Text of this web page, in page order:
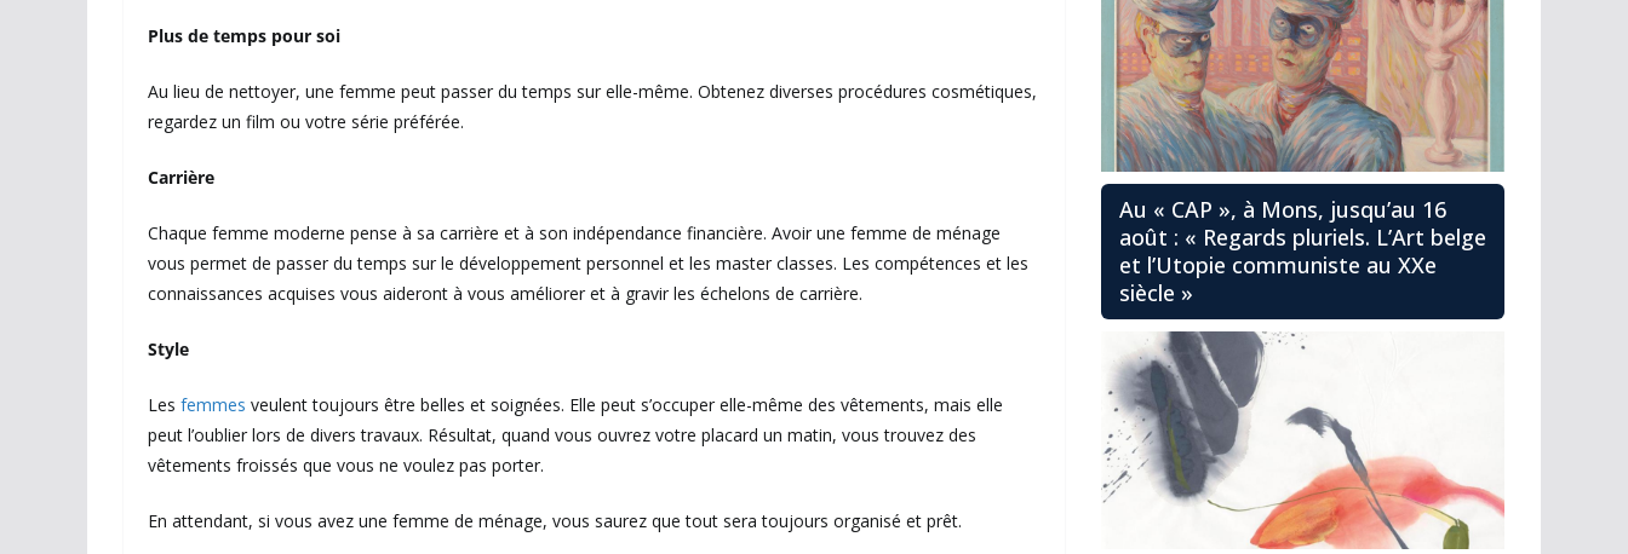
Plus de temps pour soi
Au lieu de nettoyer, une femme peut passer du temps sur elle-même. Obtenez diverses procédures cosmétiques,
regardez un film ou votre série préférée.
Carrière
Chaque femme moderne pense à sa carrière et à son indépendance financière. Avoir une femme de ménage
vous permet de passer du temps sur le développement personnel et les master classes. Les compétences et les
connaissances acquises vous aideront à vous améliorer et à gravir les échelons de carrière.
Style
Les femmes veulent toujours être belles et soignées. Elle peut s’occuper elle-même des vêtements, mais elle
peut l’oublier lors de divers travaux. Résultat, quand vous ouvrez votre placard un matin, vous trouvez des
vêtements froissés que vous ne voulez pas porter.
En attendant, si vous avez une femme de ménage, vous saurez que tout sera toujours organisé et prêt.
Au « CAP », à Mons, jusqu’au 16
août : « Regards pluriels. L’Art belge
et l’Utopie communiste au XXe
siècle »